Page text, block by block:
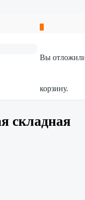
Вы
корзину.
складная